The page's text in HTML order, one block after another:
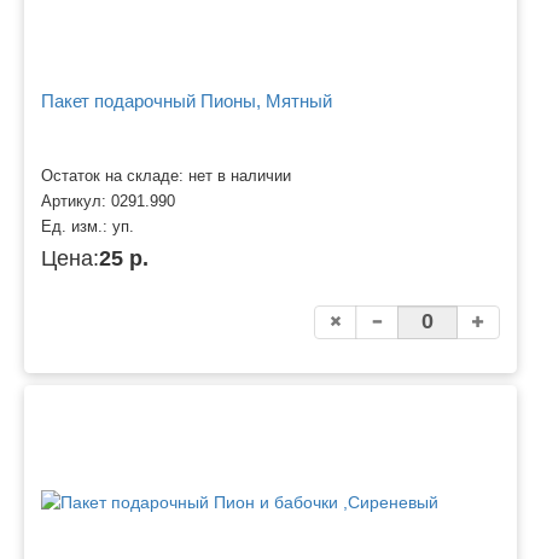
Пакет подарочный Пионы, Мятный
Остаток на складе: нет в наличии
Артикул: 0291.990
Ед. изм.: уп.
Цена:25 р.